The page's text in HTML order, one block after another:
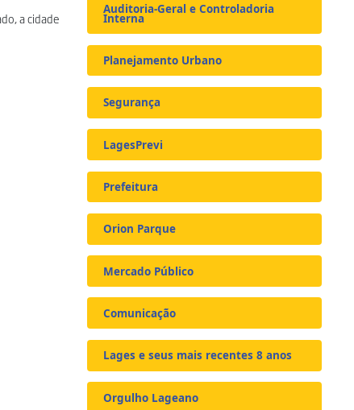
a cidade
Auditoria-Geral e Controladoria
Interna
Planejamento Urbano
Segurança
LagesPrevi
Prefeitura
Orion Parque
Mercado Público
Comunicação
Lages e seus mais recentes 8 anos
Orgulho Lageano